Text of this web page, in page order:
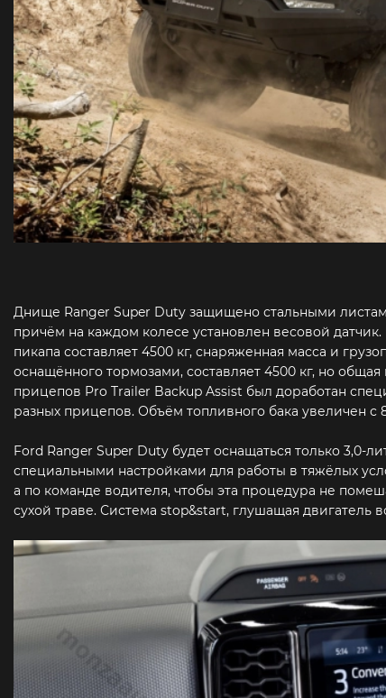
Днище Ranger Super Duty защищено стальными
причём на каждом колесе установлен весовой
пикапа составляет 4500 кг, снаряженная масса и
оснащённого тормозами, составляет 4500 кг, но
прицепов Pro Trailer Backup Assist был доработан
разных прицепов. Объём топливного бака увеличен с
Ford Ranger Super Duty будет оснащаться только
специальными настройками для работы в тяжёлых
а по команде водителя, чтобы эта процедура не
сухой траве. Система stop&start, глушащая двигатель